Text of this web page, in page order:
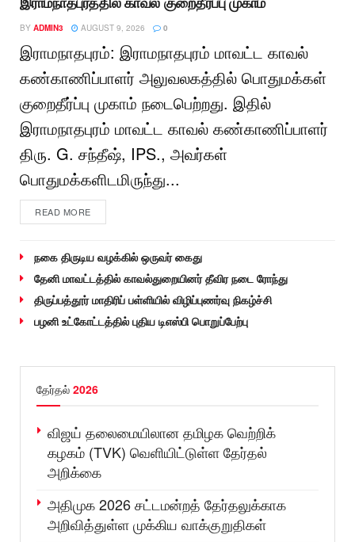
BY ADMIN3 AUGUST 9, 2026 0
இராமநாதபுரம்: இராமநாதபுரம் மாவட்ட காவல்
கண்காணிப்பாளர் அலுவலகத்தில் பொதுமக்கள்
குறைதீர்ப்பு முகாம் நடைபெற்றது. இதில்
இராமநாதபுரம் மாவட்ட காவல் கண்காணிப்பாளர்
திரு. G. சந்தீஷ், IPS., அவர்கள்
பொதுமக்களிடமிருந்து...
READ MORE
நகை திருடிய வழக்கில் ஒருவர் கைது
தேனி மாவட்டத்தில் காவல்துறையினர் தீவிர நடை ரோந்து
திருப்பத்தூர் மாதிரிப் பள்ளியில் விழிப்புணர்வு நிகழ்ச்சி
பழனி உட்கோட்டத்தில் புதிய டிஎஸ்பி பொறுப்பேற்பு
தேர்தல் 2026
விஜய் தலைமையிலான தமிழக வெற்றிக்
கழகம் (TVK) வெளியிட்டுள்ள தேர்தல்
அறிக்கை
அதிமுக 2026 சட்டமன்றத் தேர்தலுக்காக
அறிவித்துள்ள முக்கிய வாக்குறுதிகள்